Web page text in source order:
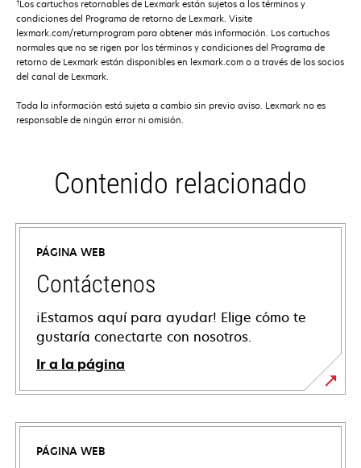
†Los cartuchos retornables de Lexmark están sujetos a los términos y
condiciones del Programa de retorno de Lexmark. Visite
lexmark.com/returnprogram para obtener más información. Los cartuchos
normales que no se rigen por los términos y condiciones del Programa de
retorno de Lexmark están disponibles en lexmark.com o a través de los socios
del canal de Lexmark.
Toda la información está sujeta a cambio sin previo aviso. Lexmark no es
responsable de ningún error ni omisión.
Contenido relacionado
PÁGINA WEB
Contáctenos
¡Estamos aquí para ayudar! Elige cómo te
gustaría conectarte con nosotros.
Ir a la página
PÁGINA WEB